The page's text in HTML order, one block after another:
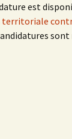
est
sont